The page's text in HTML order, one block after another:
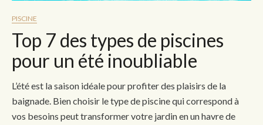
PISCINE
Top 7 des types de piscines
pour un été inoubliable
L’été est la saison idéale pour profiter des plaisirs de la
baignade. Bien choisir le type de piscine qui correspond à
vos besoins peut transformer votre jardin en un havre de